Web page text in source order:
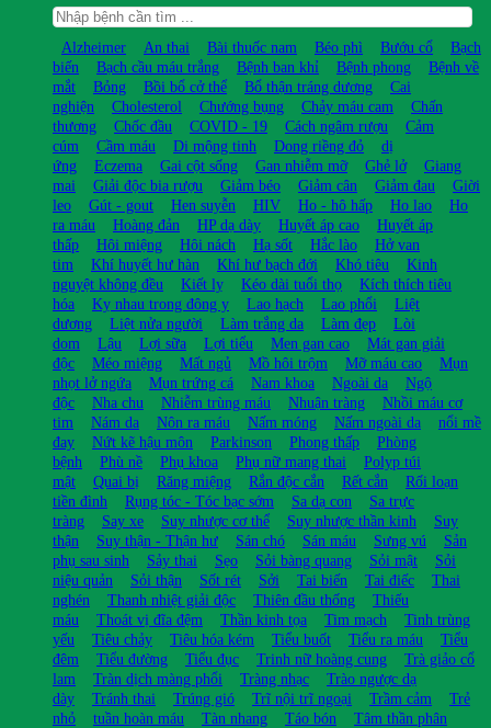
Alzheimer An thai Bài thuốc nam Béo phì Bướu cổ
Bạch
biến
Bạch cầu máu trắng Bệnh ban khỉ Bệnh phong
Bệnh về
mắt
Bỏng Bồi bổ cở thể Bổ thận tráng dương
Cai
nghiện
Cholesterol Chướng bụng Chảy máu cam
Chấn
thương
Chốc đầu COVID - 19 Cách ngâm rượu
Cảm
cúm
Cầm máu Di mộng tinh Dong riềng đỏ
dị
ứng
Eczema Gai cột sống Gan nhiễm mỡ Ghẻ lở
Giang
mai
Giải độc bia rượu Giảm béo Giảm cân Giảm đau
Giời
leo
Gút - gout Hen suyễn HIV Ho - hô hấp Ho lao
Ho
ra máu
Hoàng đản HP dạ dày Huyết áp cao
Huyết áp
thấp
Hôi miệng Hôi nách Hạ sốt Hắc lào
Hở van
tim
Khí huyết hư hàn Khí hư bạch đới Khó tiêu
Kinh
nguyệt không đều
Kiết lỵ Kéo dài tuổi thọ
Kích thích tiêu
hóa
Kỵ nhau trong đông y Lao hạch Lao phổi
Liệt
dương
Liệt nửa người Làm trắng da Làm đẹp
Lòi
dom
Lậu Lợi sữa Lợi tiểu Men gan cao
Mát gan giải
độc
Méo miệng Mất ngủ Mồ hôi trộm Mỡ máu cao
Mụn
nhọt lở ngứa
Mụn trứng cá Nam khoa Ngoài da
Ngộ
độc
Nha chu Nhiễm trùng máu Nhuận tràng
Nhồi máu cơ
tim
Nám da Nôn ra máu Nấm móng Nấm ngoài da
nổi mề
đay
Nứt kẽ hậu môn Parkinson Phong thấp
Phòng
bệnh
Phù nề Phụ khoa Phụ nữ mang thai
Polyp túi
mật
Quai bị Răng miệng Rắn độc cắn Rết cắn
Rối loạn
tiền đình
Rụng tóc - Tóc bạc sớm Sa dạ con
Sa trực
tràng
Say xe Suy nhược cơ thể Suy nhược thần kinh
Suy
thận
Suy thận - Thận hư Sán chó Sán máu Sưng vú
Sản
phụ sau sinh
Sảy thai Sẹo Sỏi bàng quang Sỏi mật
Sỏi
niệu quản
Sỏi thận Sốt rét Sởi Tai biến Tai điếc
Thai
nghén
Thanh nhiệt giải độc Thiên đầu thống
Thiếu
máu
Thoát vị đĩa đệm Thần kinh tọa Tim mạch
Tinh trùng
yếu
Tiêu chảy Tiêu hóa kém Tiểu buốt Tiểu ra máu
Tiểu
đêm
Tiểu đường Tiểu đục Trinh nữ hoàng cung
Trà giảo cổ
lam
Tràn dịch màng phổi Tràng nhạc
Trào ngược dạ
dày
Tránh thai Trúng gió Trĩ nội trĩ ngoại Trầm cảm
Trẻ
nhỏ
tuần hoàn máu Tàn nhang Táo bón
Tâm thần phân